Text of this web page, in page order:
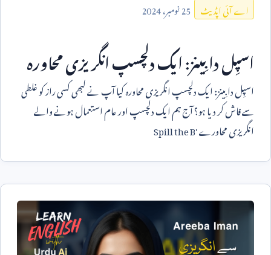
اے آئی اپڈیٹ 25نومبر،2024
اسپِل دا بِینز: ایک دلچسپ انگریزی محاورہ
اسپِل دا بِینز: ایک دلچسپ انگریزی محاورہ کیا آپ نے کبھی کسی راز کو غلطی
سے فاش کر دیا ہو؟ آج ہم ایک دلچسپ اور عام استعمال ہونے والے
انگریزی محاورے 'Spill the B